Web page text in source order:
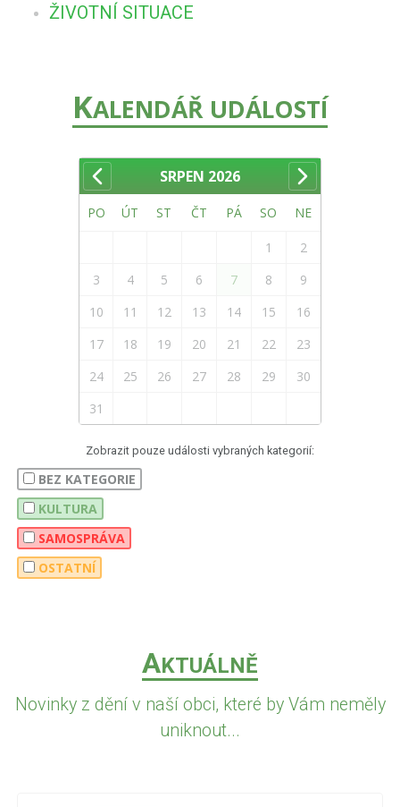
ŽIVOTNÍ SITUACE
KALENDÁŘ UDÁLOSTÍ
SRPEN 2026
PO ÚT ST ČT PÁ SO NE
1
2
3
4 5 6 7 8
9
10
11 12 13 14 15
16
17
18 19 20 21 22
23
24
25 26 27 28 29
30
31
Zobrazit pouze události vybraných kategorií:
BEZ KATEGORIE
KULTURA
SAMOSPRÁVA
OSTATNÍ
AKTUÁLNĚ
Novinky z dění v naší obci, které by Vám neměly
uniknout...